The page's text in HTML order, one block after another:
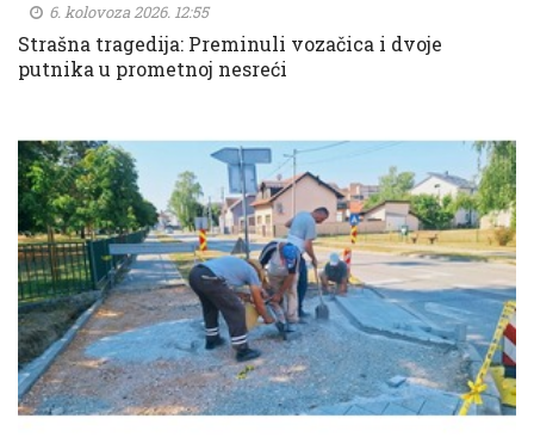
6. kolovoza 2026. 12:55
Strašna tragedija: Preminuli vozačica i dvoje
putnika u prometnoj nesreći